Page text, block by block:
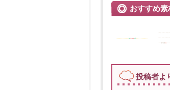
おすすめ素
投稿者よ